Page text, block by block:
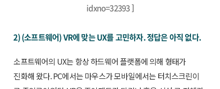
idxno=32393]
2) (소프트웨어) VR에 맞는 UX를 고민하자. 정답은 아직 없다.
소프트웨어의 UX는 항상 하드웨어 플랫폼에 의해 형태가
진화해 왔다. PC에서는 마우스가 모바일에서는 터치스크린이